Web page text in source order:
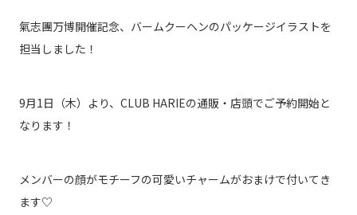
氣志團万博開催記念、バームクーヘンのパッケージイラストを
担当しました！
9月1日（木）より、CLUB HARIEの通販・店頭でご予約開始と
なります！
メンバーの顔がモチーフの可愛いチャームがおまけで付いてき
ます♡